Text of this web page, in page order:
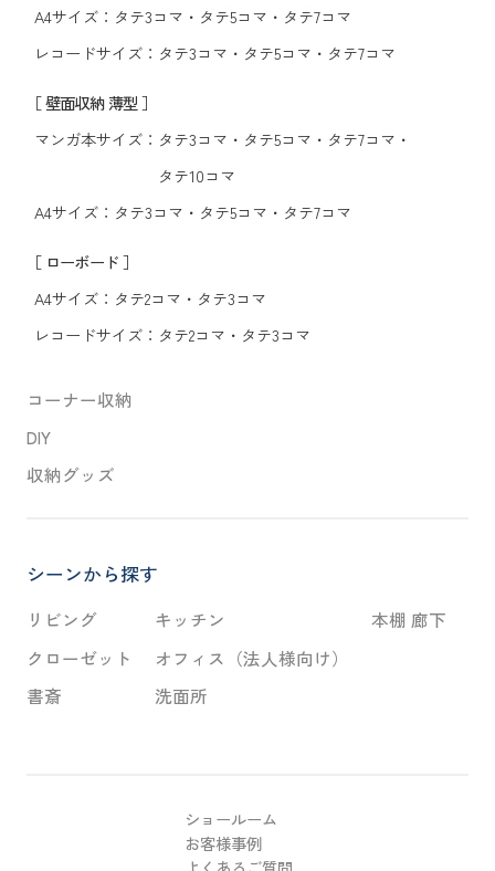
コーナー収納
DIY
収納グッズ
A4サイズ： タテ3コマ ・ タテ5コマ ・ タテ7コマ
レコードサイズ： タテ3コマ ・ タテ5コマ ・ タテ7コマ
［ 壁面収納 薄型 ］
マンガ本サイズ： タテ3コマ ・ タテ5コマ ・ タテ7コマ ・
タテ10コマ
A4サイズ： タテ3コマ ・ タテ5コマ ・ タテ7コマ
［ ローボード ］
A4サイズ： タテ2コマ ・ タテ3コマ
レコードサイズ： タテ2コマ ・ タテ3コマ
シーンから探す
リビング
クローゼット
書斎
キッチン
オフィス（法人様向け）
洗面所
本棚 廊下
ショールーム
お客様事例